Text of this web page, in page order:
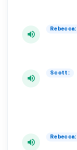
volume_up
Rebecca:
volume_up
Scott:
volume_up
Rebecca: